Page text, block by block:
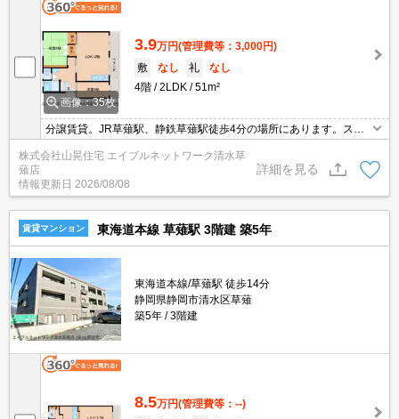
画像：35枚
3.9万円(管理費等：3,000円)
敷
なし 礼
なし
4階
2LDK 51m²
分譲賃貸。JR草薙駅、静鉄草薙駅徒歩4分の場所にあります。スー
パーやコンビニも徒歩圏内にありとっても便利な場所です！ガスコ
ンロ付きのキッチン、エアコンなどもございますよ！駐車場は近隣
で6,500円（別途敷金・仲介料必要）で確保できます。とにかく場
所にこだわりたい！という方にオススメですよ！お早めに～
株式会社山晃住宅 エイブルネットワーク清水草
薙店
情報更新日 2026/08/08
詳細を見る
賃貸マンション 東海道本線 草薙駅 3階建 築5年
東海道本線/草薙駅 徒歩14分
静岡県静岡市清水区草薙
築5年
3階建
8.5万円(管理費等：--)